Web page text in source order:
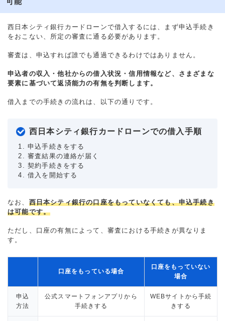
西日本シティ銀行カードローンで借入するには、まず申込手続き
をおこない、所定の審査に通る必要があります。
審査は、申込すれば誰でも通過できるわけではありません。
申込者の収入・他社からの借入状況・信用情報など、さまざまな
要素に基づいて返済能力の有無を判断します。
借入までの手続きの流れは、以下の通りです。
西日本シティ銀行カードローンでの借入手順
申込手続きをする
審査結果の連絡が届く
契約手続きをする
借入を開始する
なお、 西日本シティ銀行の口座をもっていなくても、申込手続き
は可能です。
ただし、口座の有無によって、審査における手続きが異なりま
す。
口座をもっている場合
口座をもっていない
場合
申込
方法
公式スマートフォンアプリから
手続きする
WEBサイトから手続
きする